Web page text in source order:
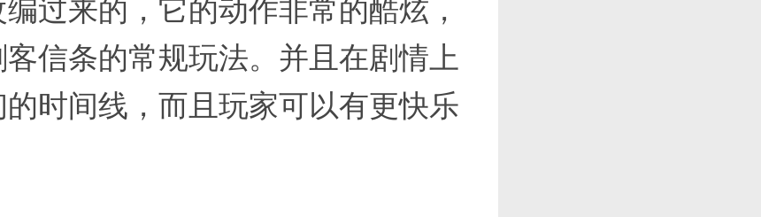
过来的，它的动作非常的酷炫，
信条的常规玩法。并且在剧情上
的时间线，而且玩家可以有更快乐